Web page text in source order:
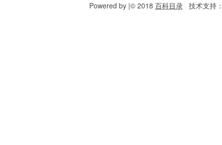
Powered by |© 2018 百科目录技术支持